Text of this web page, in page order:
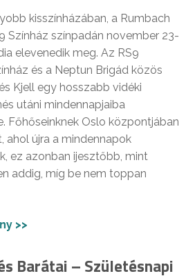
kisszínházában, a Rumbach
Színház színpadán november 23-
elevenedik meg. Az RS9
és a Neptun Brigád közös
Kjell egy hosszabb vidéki
utáni mindennapjaiba
Főhőseinknek Oslo központjában
ahol újra a mindennapok
ez azonban ijesztőbb, mint
addig, míg be nem toppan
>>
Barátai – Születésnapi